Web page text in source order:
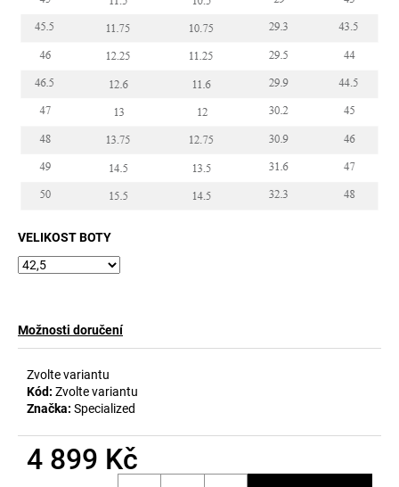
VELIKOST BOTY
Možnosti doručení
Zvolte variantu
Kód: Zvolte variantu
Značka: Specialized
4 899 Kč